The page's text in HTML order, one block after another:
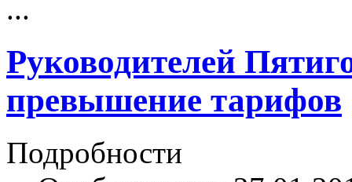
...
Руководителей
превышение тарифов
Подробности